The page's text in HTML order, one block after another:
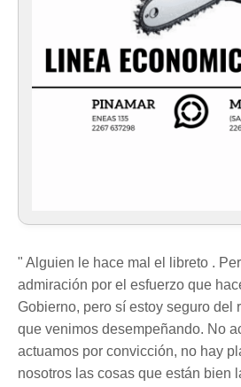
" Alguien le hace mal el libreto .
admiración por el esfuerzo que
Gobierno, pero sí estoy seguro del
que venimos desempeñando. No
actuamos por convicción, no hay
nosotros las cosas que están bien